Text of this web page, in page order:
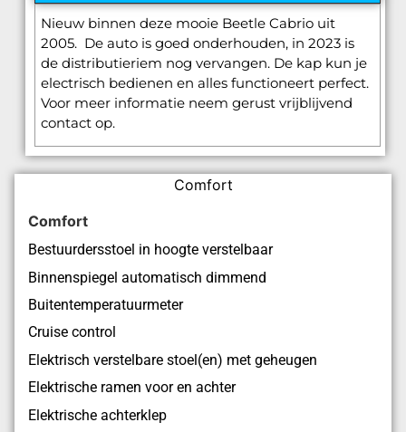
Nieuw binnen deze mooie Beetle Cabrio uit
2005. De auto is goed onderhouden, in 2023 is
de distributieriem nog vervangen. De kap kun je
electrisch bedienen en alles functioneert perfect.
Voor meer informatie neem gerust vrijblijvend
contact op.
Comfort
Comfort
Bestuurdersstoel in hoogte verstelbaar
Binnenspiegel automatisch dimmend
Buitentemperatuurmeter
Cruise control
Elektrisch verstelbare stoel(en) met geheugen
Elektrische ramen voor en achter
Elektrische achterklep